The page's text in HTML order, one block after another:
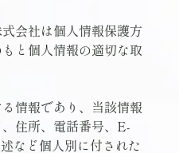
会社は個人情報保護方
と個人情報の適切な取
情報であり、当該情報
住所、電話番号、E-
など個人別に付された